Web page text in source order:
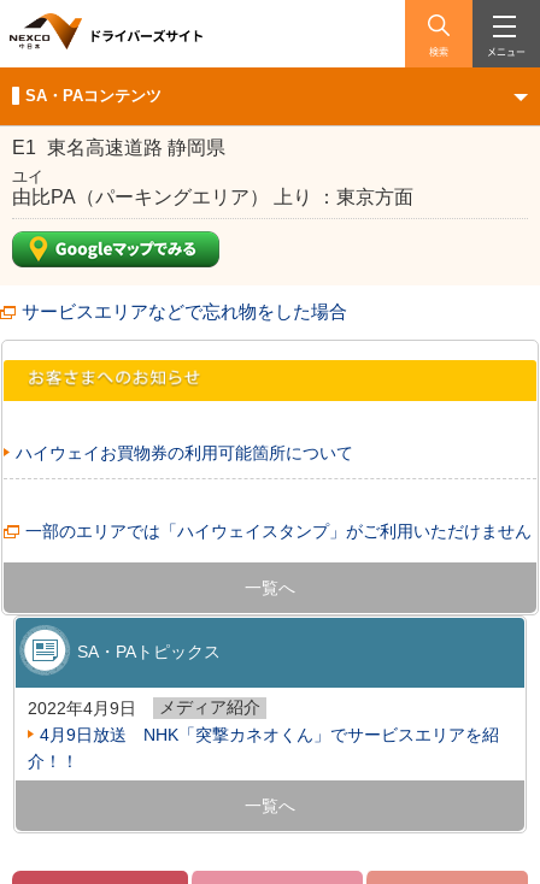
検索 メニュー
SA・PAコンテンツ
E1 東名高速道路 静岡県
ユイ
由比PA（パーキングエリア） 上り ：東京方面
サービスエリアなどで忘れ物をした場合
ハイウェイお買物券の利用可能箇所について
一部のエリアでは「ハイウェイスタンプ」がご利用いただけません
一覧へ
SA・PAトピックス
2022年4月9日
メディア紹介
4月9日放送 NHK「突撃カネオくん」でサービスエリアを紹
介！！
一覧へ